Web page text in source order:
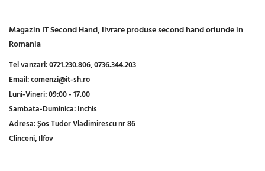
Magazin IT Second Hand, livrare produse second hand oriunde in
Romania
Tel vanzari:0721.230.806,0736.344.203
Email:comenzi@it-sh.ro
Luni-Vineri:09:00 - 17.00
Sambata-Duminica:Inchis
Adresa:Șos Tudor Vladimirescu nr 86
Clinceni, Ilfov